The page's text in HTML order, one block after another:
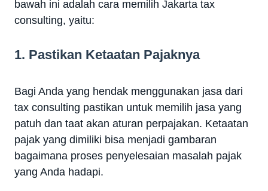
bawah ini adalah cara memilih Jakarta tax
consulting, yaitu:
1. Pastikan Ketaatan Pajaknya
Bagi Anda yang hendak menggunakan jasa dari
tax consulting pastikan untuk memilih jasa yang
patuh dan taat akan aturan perpajakan. Ketaatan
pajak yang dimiliki bisa menjadi gambaran
bagaimana proses penyelesaian masalah pajak
yang Anda hadapi.